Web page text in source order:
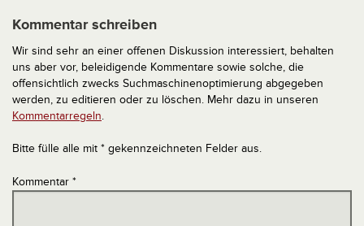
Kommentar schreiben
Wir sind sehr an einer offenen Diskussion interessiert, behalten
uns aber vor, beleidigende Kommentare sowie solche, die
offensichtlich zwecks Suchmaschinenoptimierung abgegeben
werden, zu editieren oder zu löschen. Mehr dazu in unseren
Kommentarregeln.
Bitte fülle alle mit * gekennzeichneten Felder aus.
Kommentar *